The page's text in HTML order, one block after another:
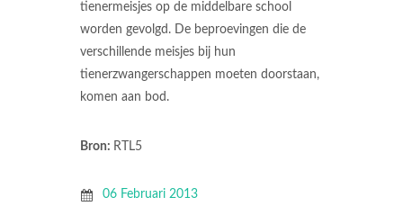
tienermeisjes op de middelbare school
worden gevolgd. De beproevingen die de
verschillende meisjes bij hun
tienerzwangerschappen moeten doorstaan,
komen aan bod.
Bron: RTL5
06 Februari 2013